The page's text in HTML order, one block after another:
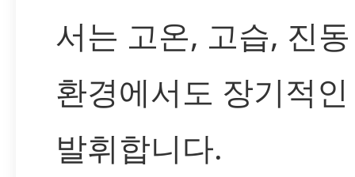
서는 고온, 고습, 진
환경에서도 장기적
발휘합니다.